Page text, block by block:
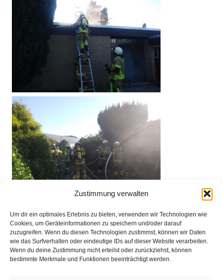
Zustimmung verwalten
Um dir ein optimales Erlebnis zu bieten, verwenden wir Technologien wie
Cookies, um Geräteinformationen zu speichern und/oder darauf
zuzugreifen. Wenn du diesen Technologien zustimmst, können wir Daten
wie das Surfverhalten oder eindeutige IDs auf dieser Website verarbeiten.
Wenn du deine Zustimmung nicht erteilst oder zurückziehst, können
bestimmte Merkmale und Funktionen beeinträchtigt werden.